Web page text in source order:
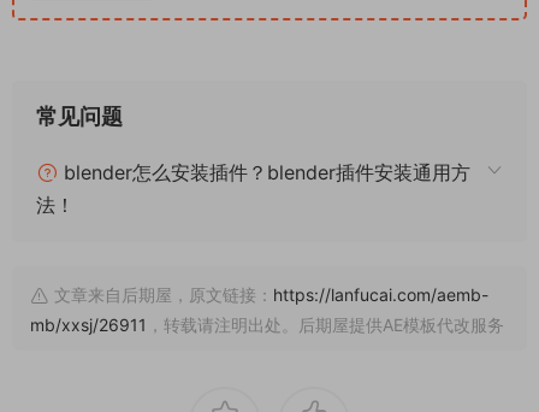
常见问题
blender怎么安装插件？blender插件安装通用方
法！
文章来自后期屋，原文链接： https://lanfucai.com/aemb-
mb/xxsj/26911 ，转载请注明出处。后期屋提供AE模板代改服务